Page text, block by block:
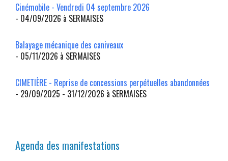
Cinémobile - Vendredi 04 septembre 2026
- 04/09/2026 à SERMAISES
Balayage mécanique des caniveaux
- 05/11/2026 à SERMAISES
CIMETIÈRE - Reprise de concessions perpétuelles abandonnées
- 29/09/2025 - 31/12/2026 à SERMAISES
Agenda des manifestations